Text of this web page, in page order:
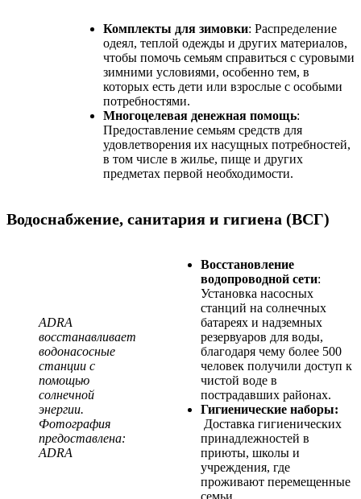
Комплекты для зимовки: Распределение
одеял, теплой одежды и других материалов,
чтобы помочь семьям справиться с суровыми
зимними условиями, особенно тем, в
которых есть дети или взрослые с особыми
потребностями.
Многоцелевая денежная помощь:
Предоставление семьям средств для
удовлетворения их насущных потребностей,
в том числе в жилье, пище и других
предметах первой необходимости.
Водоснабжение, санитария и гигиена (ВСГ)
ADRA
восстанавливает
водонасосные
станции с
помощью
солнечной
энергии.
Фотография
предоставлена:
ADRA
Восстановление
водопроводной сети:
Установка насосных
станций на солнечных
батареях и надземных
резервуаров для воды,
благодаря чему более 500
человек получили доступ к
чистой воде в
пострадавших районах.
Гигиенические наборы:
Доставка гигиенических
принадлежностей в
приюты, школы и
учреждения, где
проживают перемещенные